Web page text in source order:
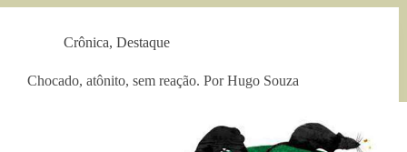
Crônica, Destaque
Chocado, atônito, sem reação. Por Hugo Souza